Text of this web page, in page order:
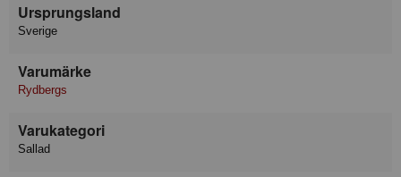
Ursprungsland
Sverige
Varumärke
Rydbergs
Varukategori
Sallad